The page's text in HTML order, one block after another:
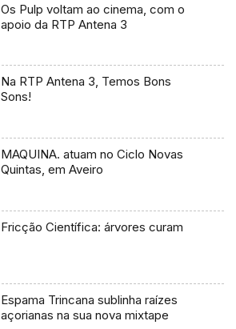
Os Pulp voltam ao cinema, com o
apoio da RTP Antena 3
Na RTP Antena 3, Temos Bons
Sons!
MAQUINA. atuam no Ciclo Novas
Quintas, em Aveiro
Fricção Científica: árvores curam
Espama Trincana sublinha raízes
açorianas na sua nova mixtape